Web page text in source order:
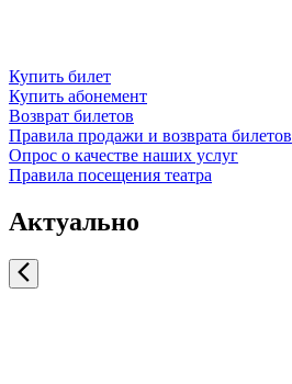
Купить билет
Купить абонемент
Возврат билетов
Правила продажи и возврата билетов
Опрос о качестве наших услуг
Правила посещения театра
Актуально